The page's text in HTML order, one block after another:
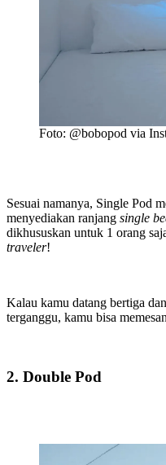
Foto: @bobopod via
Sesuai namanya, Single Pod
menyediakan ranjang single
dikhususkan untuk 1 orang
traveler!
Kalau kamu datang bertiga
terganggu, kamu bisa
2. Double Pod